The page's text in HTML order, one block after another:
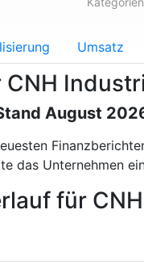
Umsatz
CNH
August
das Unternehmen
für